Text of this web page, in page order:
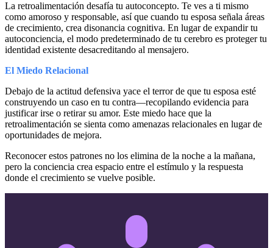
La retroalimentación desafía tu autoconcepto. Te ves a ti mismo
como amoroso y responsable, así que cuando tu esposa señala áreas
de crecimiento, crea disonancia cognitiva. En lugar de expandir tu
autoconciencia, el modo predeterminado de tu cerebro es proteger tu
identidad existente desacreditando al mensajero.
El Miedo Relacional
Debajo de la actitud defensiva yace el terror de que tu esposa esté
construyendo un caso en tu contra—recopilando evidencia para
justificar irse o retirar su amor. Este miedo hace que la
retroalimentación se sienta como amenazas relacionales en lugar de
oportunidades de mejora.
Reconocer estos patrones no los elimina de la noche a la mañana,
pero la conciencia crea espacio entre el estímulo y la respuesta
donde el crecimiento se vuelve posible.